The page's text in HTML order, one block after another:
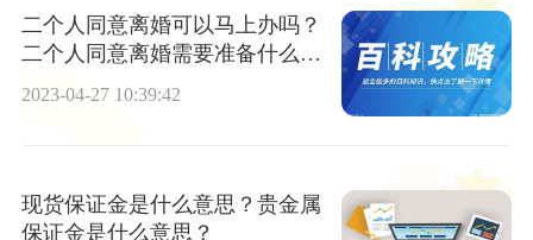
二个人同意离婚可以马上办吗？
二个人同意离婚需要准备什么东
2023-04-27 10:39:42
现货保证金是什么意思？贵金属
保证金是什么意思？